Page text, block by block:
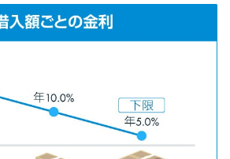
分析
ずほ銀行カードローンの問い